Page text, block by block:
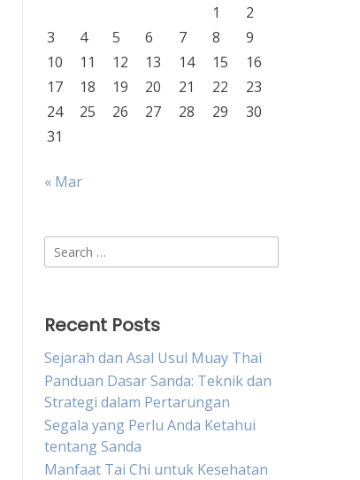
1
2
3
4 5 6 7 8
9
10
11 12 13 14 15
16
17
18 19 20 21 22
23
24
25 26 27 28 29
30
31
« Mar
Search
for:
Recent Posts
Sejarah dan Asal Usul Muay Thai
Panduan Dasar Sanda: Teknik dan
Strategi dalam Pertarungan
Segala yang Perlu Anda Ketahui
tentang Sanda
Manfaat Tai Chi untuk Kesehatan